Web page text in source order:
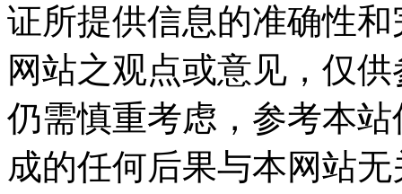
证所提供信息的准确性
网站之观点或意见，仅
仍需慎重考虑，参考本
成的任何后果与本网站